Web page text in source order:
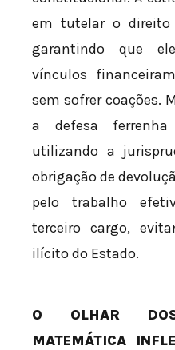
em tutelar o direito
garantindo que
vínculos
sem sofrer coações.
a defesa
utilizando a
obrigação de
pelo trabalho
terceiro cargo,
ilícito do Estado.
O OLHAR
MATEMÁTICA